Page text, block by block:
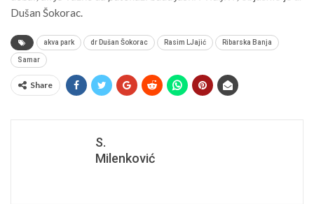
Dušan Šokorac.
akva park dr Dušan Šokorac Rasim LJajić Ribarska Banja
Samar
Share
S.
Milenković